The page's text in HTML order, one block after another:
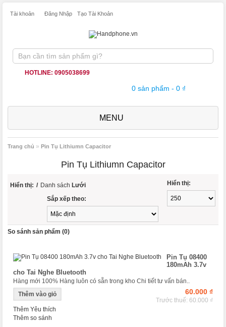
Tài khoản Đăng Nhập Tạo Tài Khoản
HOTLINE: 0905038699
0 sản phẩm - 0 ₫
MENU
Trang chủ » Pin Tụ Lithiumn Capacitor
Pin Tụ Lithiumn Capacitor
Hiển thị: Danh sách
/ Lưới Hiển thị:
Sắp xếp theo:
So sánh sản phẩm (0)
Pin Tụ 08400
180mAh 3.7v
cho Tai Nghe Bluetooth
Hàng mới 100% Hàng luôn có sẵn trong kho Chi tiết tư vấn bán..
60.000 ₫
Trước thuế: 60.000 ₫
Thêm Yêu thích
Thêm so sánh